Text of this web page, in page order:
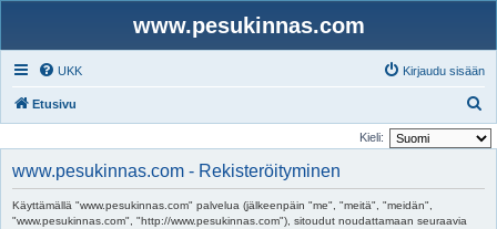
www.pesukinnas.com
UKK Kirjaudu sisään
Etusivu
t
Kieli:
www.pesukinnas.com - Rekisteröityminen
Käyttämällä "www.pesukinnas.com" palvelua (jälkeenpäin "me", "meitä", "meidän",
"www.pesukinnas.com", "http://www.pesukinnas.com"), sitoudut noudattamaan seuraavia